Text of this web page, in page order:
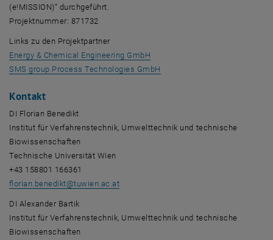
(e!MISSION)“ durchgeführt.
Projektnummer: 871732
Links zu den Projektpartner
Energy & Chemical Engineering GmbH
SMS group Process Technologies GmbH
Kontakt
DI Florian Benedikt
Institut für Verfahrenstechnik, Umwelttechnik und technische
Biowissenschaften
Technische Universität Wien
+43 158801 166361
florian.benedikt@tuwien.ac.at
DI Alexander Bartik
Institut für Verfahrenstechnik, Umwelttechnik und technische
Biowissenschaften